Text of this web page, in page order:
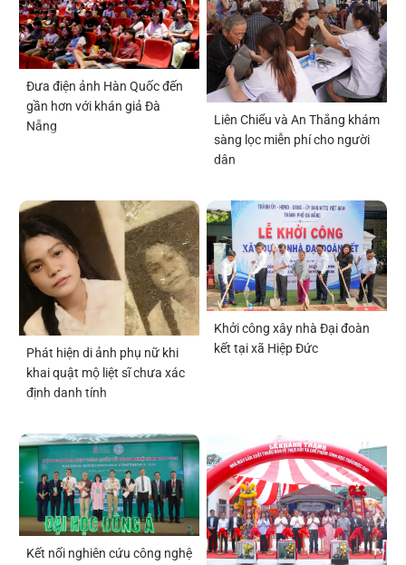
Đưa điện ảnh Hàn Quốc đến
gần hơn với khán giả Đà
Nẵng
Liên Chiểu và An Thắng khám
sàng lọc miễn phí cho người
dân
Phát hiện di ảnh phụ nữ khi
khai quật mộ liệt sĩ chưa xác
định danh tính
Khởi công xây nhà Đại đoàn
kết tại xã Hiệp Đức
Kết nối nghiên cứu công nghệ